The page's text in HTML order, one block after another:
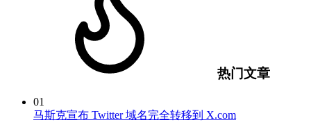
热门文章
01
马斯克宣布 Twitter 域名完全转移到 X.com